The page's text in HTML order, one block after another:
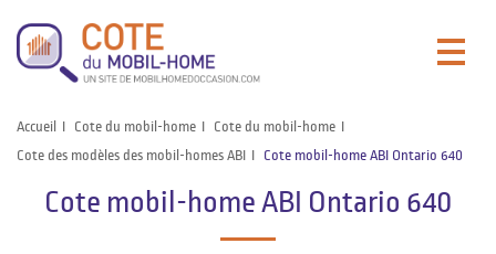
Accueil Cote du mobil-home
Cote du mobil-home
Cote des modèles des mobil-homes ABI
Cote mobil-home ABI Ontario 640
Cote mobil-home ABI Ontario 640